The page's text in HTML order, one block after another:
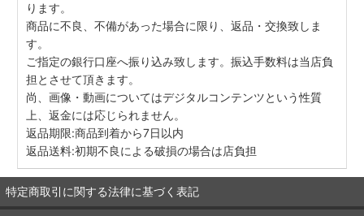
ります。
商品に不良、不備があった場合に限り、返品・交換致しま
す。
ご指定の銀行口座へ振り込み致します。振込手数料は当店負
担とさせて頂きます。
尚、画像・動画についてはデジタルコンテンツという性質
上、返金には応じられません。
返品期限:商品到着から7日以内
返品送料:初期不良による破損の場合は店負担
特定商取引に関する法律に基づく表記